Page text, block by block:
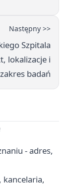
Następny >>
Szpitala
lokalizacje i
zakres badań
- adres,
kancelaria,